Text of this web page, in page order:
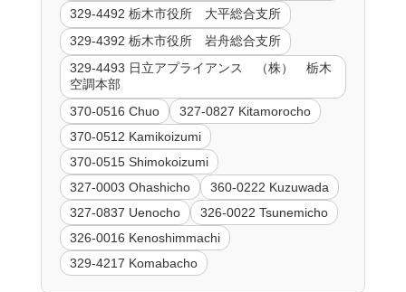
329-4492 栃木市役所 大平総合支所
329-4392 栃木市役所 岩舟総合支所
329-4493 日立アプライアンス （株） 栃木
空調本部
370-0516 Chuo
327-0827 Kitamorocho
370-0512 Kamikoizumi
370-0515 Shimokoizumi
327-0003 Ohashicho
360-0222 Kuzuwada
327-0837 Uenocho
326-0022 Tsunemicho
326-0016 Kenoshimmachi
329-4217 Komabacho